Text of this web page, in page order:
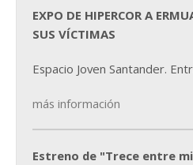
EXPO DE HIPERCOR A
SUS VÍCTIMAS
Espacio Joven Santander.
más información
Estreno de "Trece entre